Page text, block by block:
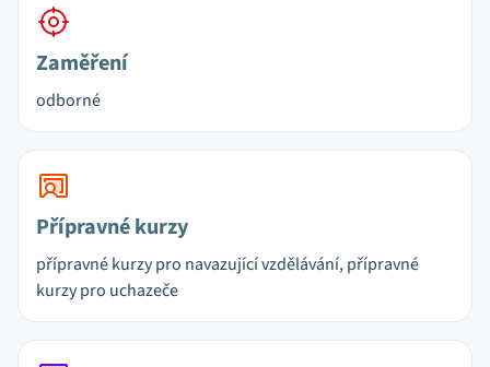
Zaměření
odborné
Přípravné kurzy
přípravné kurzy pro navazující vzdělávání, přípravné
kurzy pro uchazeče